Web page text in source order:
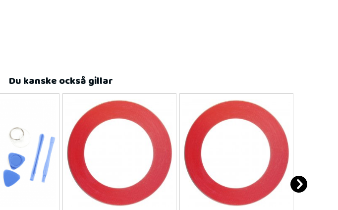
Du kanske också gillar